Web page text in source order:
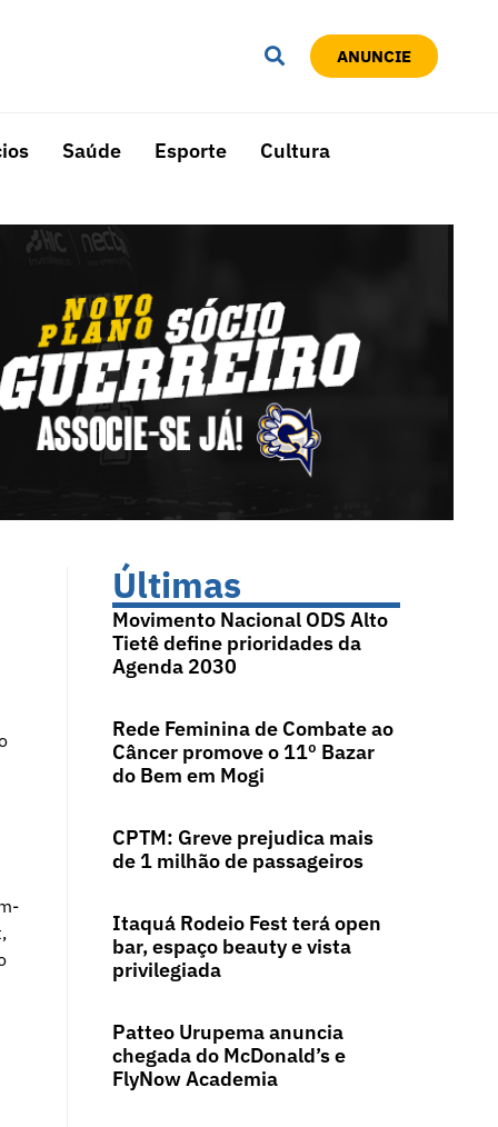
ANUNCIE
Saúde Esporte Cultura
Últimas
Movimento Nacional ODS Alto
Tietê define prioridades da
Agenda 2030
Rede Feminina de Combate ao
Câncer promove o 11º Bazar
do Bem em Mogi
CPTM: Greve prejudica mais
de 1 milhão de passageiros
Itaquá Rodeio Fest terá open
bar, espaço beauty e vista
privilegiada
Patteo Urupema anuncia
chegada do McDonald’s e
FlyNow Academia